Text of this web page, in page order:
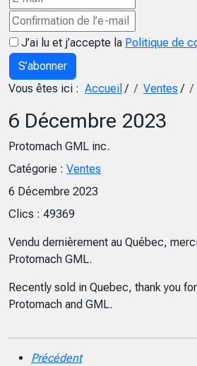
J’ai lu et j’accepte la Politique de
S’abonner
Vous êtes ici : Accueil / Ventes /
6 Décembre 2023
Protomach GML inc.
Catégorie : Ventes
6 Décembre 2023
Clics : 49369
Vendu dernièrement au Québec,
Protomach GML.
Recently sold in Quebec, thank you
Protomach and GML.
Précédent